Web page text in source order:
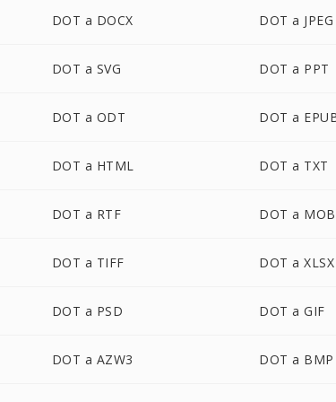
DOT a DOCX DOT a JPEG
DOT a SVG DOT a PPT
DOT a ODT DOT a
DOT a HTML DOT a TXT
DOT a RTF DOT a
DOT a TIFF DOT a XLSX
DOT a PSD DOT a GIF
DOT a AZW3 DOT a BMP